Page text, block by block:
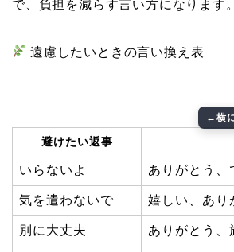
で、負担を減らす言い方になります。
遠慮したいときの言い換え表
避けたい返事
いらないよ ありがとう、
気を遣わないで 嬉しい、あり
別に大丈夫 ありがとう、